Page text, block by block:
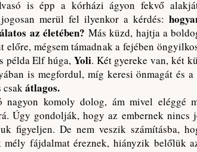
is épp a kórházi ágyon fekvő
merül fel ilyenkor a kérdés:
az életében? Más küzd, hajtja a
előre, mégsem támadnak a fejében
példa Elf húga, Yoli. Két gyereke van, két
is megfordul, míg keresi önmagát és
csak átlagos.
nagyon komoly dolog, ám mivel eléggé
Úgy gondolják, hogy az embernek nincs
figyeljen. De nem veszik számításba,
mély fájdalmat éreznek, hiányzik belőlük